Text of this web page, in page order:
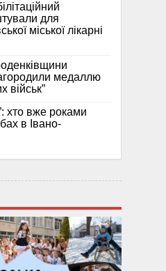
для
міської лікарні
медаллю
військ”
хто вже роками
в Івано-